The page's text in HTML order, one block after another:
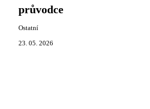
průvodce
Ostatní
23. 05. 2026